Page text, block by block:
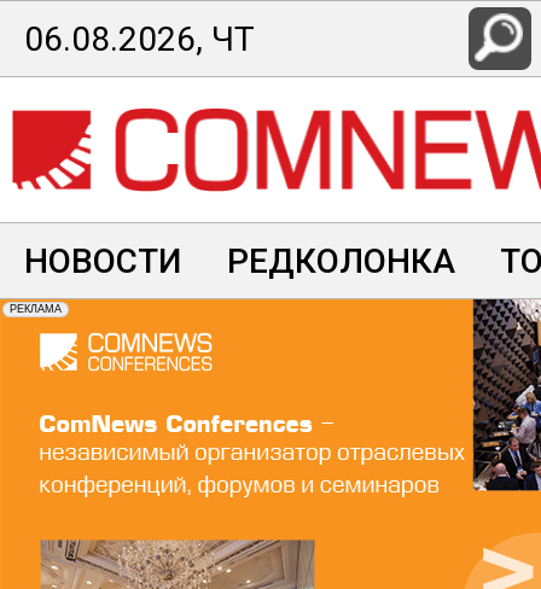
Перейти
к
основному
содержанию
06.08.2026, ЧТ
НОВОСТИ РЕДКОЛОНКА